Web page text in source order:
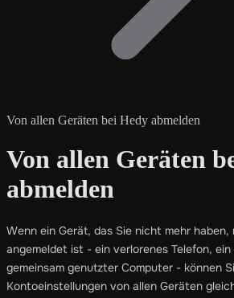
Von allen Geräten bei Hedy abmelden
Von allen Geräten
abmelden
Wenn ein Gerät, das Sie nicht mehr haben,
angemeldet ist - ein verlorenes Telefon,
gemeinsam genutzter Computer - können
Kontoeinstellungen von allen Geräten